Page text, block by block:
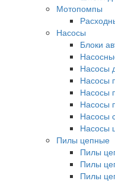
Мотопомпы
Насосы
Блоки
Насосы
Насосы
Насосы
Насосы
Насосы
Насосы
Пилы цепные
Пилы
Пилы
Пилы